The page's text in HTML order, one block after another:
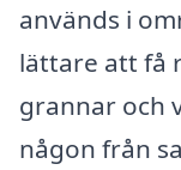
används i
lättare att få
grannar och
någon från